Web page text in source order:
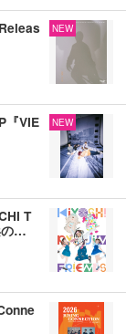
NEW
『VIE
NEW
T
の…